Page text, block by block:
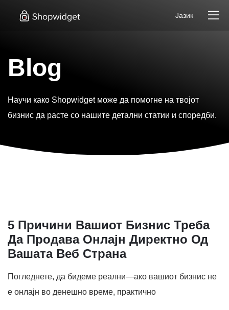
Јазик
Blog
Научи како Shopwidget може да помогне на твојот
бизнис да расте со нашите детални статии и споредби.
5 Причини Вашиот Бизнис Треба
Да Продава Онлајн Директно Од
Вашата Веб Страна
Погледнете, да бидеме реални—ако вашиот бизнис не
е онлајн во денешно време, практично